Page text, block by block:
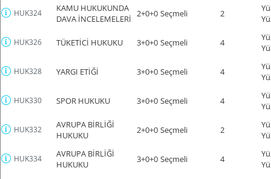
HUK324
KAMU HUKUKUNDA
DAVA İNCELEMELERİ 2+0+0 Seçmeli 2
HUK326 TÜKETİCİ HUKUKU 3+0+0 Seçmeli 4
HUK328 YARGI ETİĞİ 3+0+0 Seçmeli 4
HUK330 SPOR HUKUKU 3+0+0 Seçmeli 4
HUK332
AVRUPA BİRLİĞİ
HUKUKU
2+0+0 Seçmeli 2
HUK334
AVRUPA BİRLİĞİ
HUKUKU
3+0+0 Seçmeli 4